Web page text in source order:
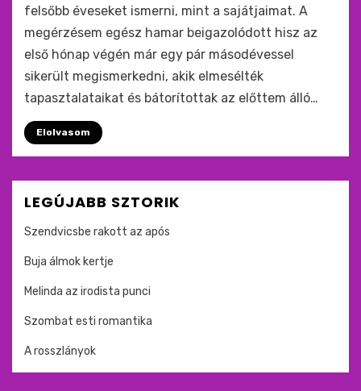
felsőbb éveseket ismerni, mint a sajátjaimat. A
megérzésem egész hamar beigazolódott hisz az
első hónap végén már egy pár másodévessel
sikerült megismerkedni, akik elmesélték
tapasztalataikat és bátorítottak az előttem álló…
Elolvasom
LEGÚJABB SZTORIK
Szendvicsbe rakott az após
Buja álmok kertje
Melinda az irodista punci
Szombat esti romantika
A rosszlányok